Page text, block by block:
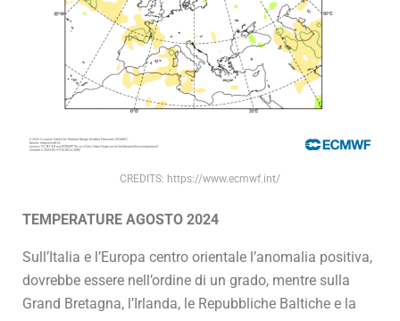
CREDITS: https://www.ecmwf.int/
TEMPERATURE AGOSTO 2024
Sull’Italia e l’Europa centro orientale l’anomalia positiva,
dovrebbe essere nell’ordine di un grado, mentre sulla
Grand Bretagna, l’Irlanda, le Repubbliche Baltiche e la